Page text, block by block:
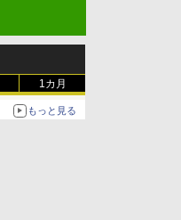
1カ月
もっと見る